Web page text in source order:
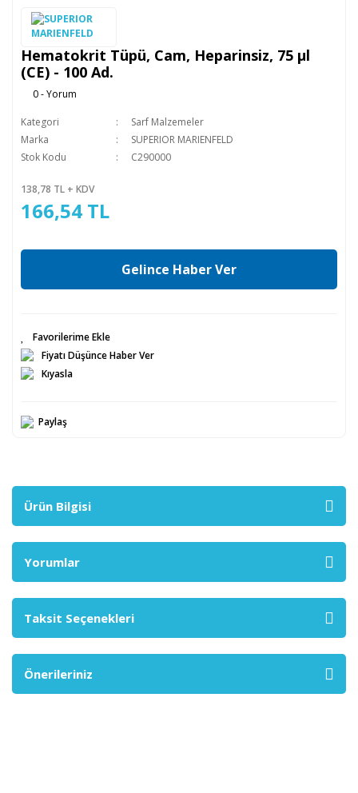
Hematokrit Tüpü, Cam, Heparinsiz, 75 µl
(CE) - 100 Ad.
0 - Yorum
Kategori
Sarf Malzemeler
Marka
SUPERIOR MARIENFELD
Stok Kodu
C290000
138,78 TL + KDV
166,54 TL
Gelince Haber Ver
Fiyatı Düşünce Haber Ver
Kıyasla
Paylaş
Ürün Bilgisi
Yorumlar
Taksit Seçenekleri
Önerileriniz